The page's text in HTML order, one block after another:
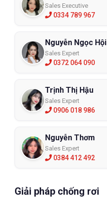
Sales Executive
0334 789 967
Nguyễn Ngọc Hội
Sales Expert
0372 064 090
Trịnh Thị Hậu
Sales Expert
0906 018 986
Nguyễn Thơm
Sales Expert
0384 412 492
Giải pháp chống rơi